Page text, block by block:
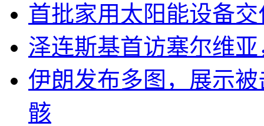
首批家用太阳能设备
泽连斯基首访塞尔维
伊朗发布多图，展示
骸